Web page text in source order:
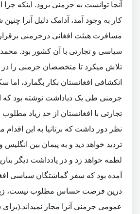
آنجا توانست به جرمنی برود. اینکه
کار به وجود آمد، آدامک دلیل آنرا
مسافرت هیئت افغانی درجرمنی
سیاسی و تجارتی با آن کشور بود.
تلاش میکرد تا متخصصان جرمنی را
انکشافی افغانستان بکار بگمارد، اما
جرمنی طی یک دیاداشت نوشته بود که
تجارتی با افغانستان از حد زیاد مطلوب
نظر دور داشت که برتانیا به این
تردید خواهد دید و به پیمان بین
آمده بود که سفر گماشتگان سیاسی
درین فرصت حساس مطلوب نیست،
عمومی جرمنی آنرا مجاز